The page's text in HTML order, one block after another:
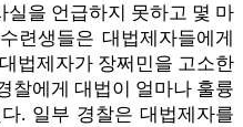
실을 언급하지 못하고 몇 마
련생들은 대법제자들에게
법제자가 장쩌민을 고소한
찰에게 대법이 얼마나 훌륭
. 일부 경찰은 대법제자를